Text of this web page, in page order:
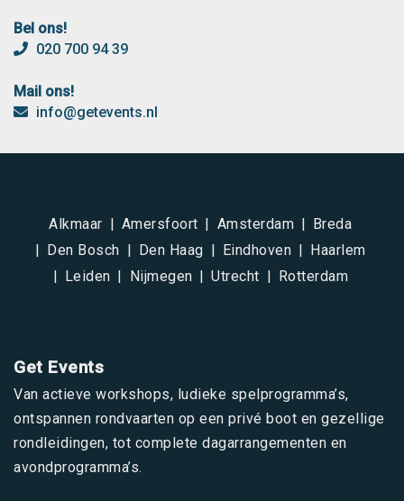
Bel ons!
020 700 94 39
Mail ons!
info@getevents.nl
Alkmaar Amersfoort Amsterdam
Breda
Den Bosch
Den Haag Eindhoven
Haarlem
Leiden
Nijmegen Utrecht Rotterdam
Get Events
Van actieve workshops, ludieke spelprogramma’s,
ontspannen rondvaarten op een privé boot en gezellige
rondleidingen, tot complete dagarrangementen en
avondprogramma’s.